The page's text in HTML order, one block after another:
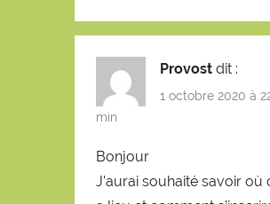
Provost dit :
1 octobre 2020 à
min
Bonjour
J’aurai souhaité savoir où